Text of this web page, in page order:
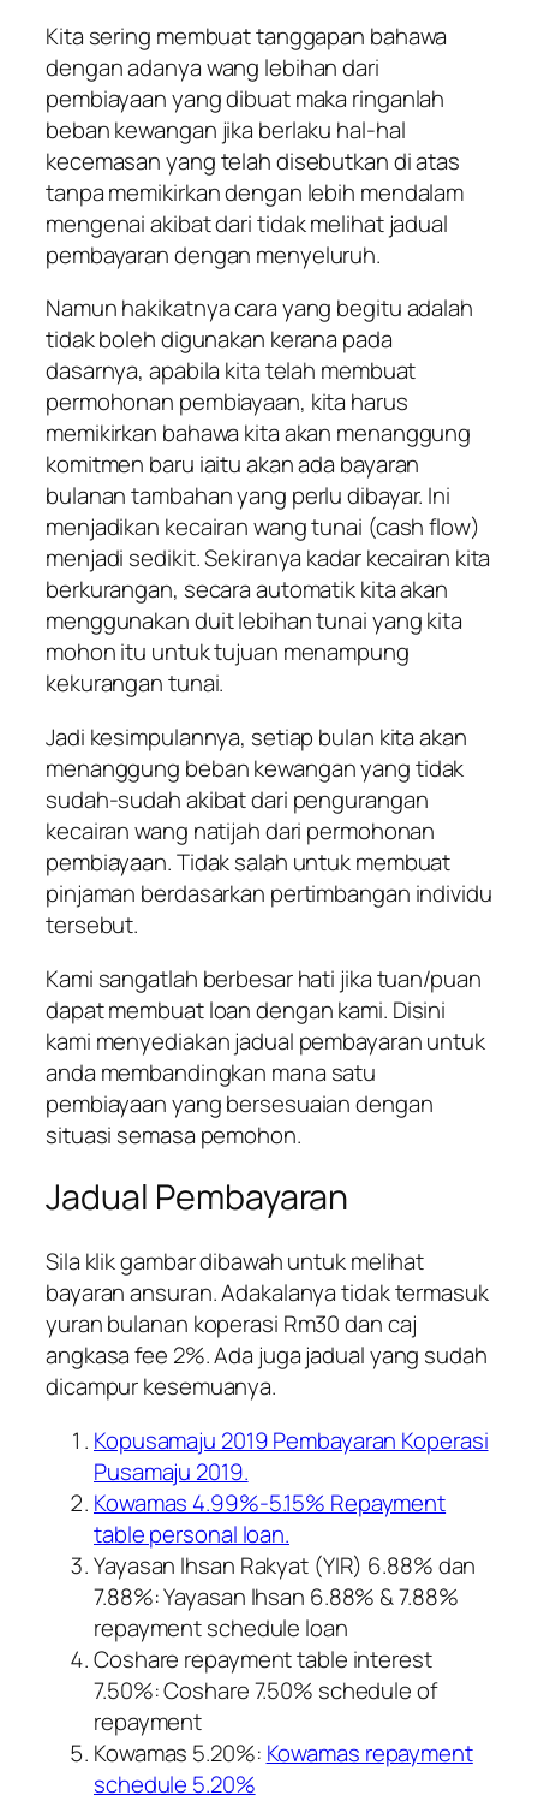
Kita sering membuat tanggapan bahawa
dengan adanya wang lebihan dari
pembiayaan yang dibuat maka ringanlah
beban kewangan jika berlaku hal-hal
kecemasan yang telah disebutkan di atas
tanpa memikirkan dengan lebih mendalam
mengenaiakibat dari tidak melihat jadual
pembayaran dengan menyeluruh.
Namun hakikatnya cara yang begitu adalah
tidak boleh digunakan kerana pada
dasarnya, apabila kita telah membuat
permohonan pembiayaan, kita harus
memikirkan bahawa kita akan menanggung
komitmen baru iaitu akan ada bayaran
bulanan tambahan yang perlu dibayar. Ini
menjadikan kecairan wang tunai (cash flow)
menjadi sedikit. Sekiranya kadar kecairan kita
berkurangan, secara automatik kita akan
menggunakan duit lebihan tunai yang kita
mohon itu untuk tujuan menampung
kekurangan tunai.
Jadi kesimpulannya, setiap bulan kita akan
menanggung beban kewangan yang tidak
sudah-sudah akibat dari pengurangan
kecairan wang natijah dari permohonan
pembiayaan. Tidak salah untuk membuat
pinjaman berdasarkan pertimbangan individu
tersebut.
Kami sangatlah berbesar hati jika tuan/puan
dapat membuat loan dengan kami. Disini
kami menyediakan jadual pembayaran untuk
anda membandingkan mana satu
pembiayaan yang bersesuaian dengan
situasi semasa pemohon.
Jadual Pembayaran
Sila klik gambar dibawah untuk melihat
bayaran ansuran. Adakalanya tidak termasuk
yuran bulanan koperasi Rm30 dan caj
angkasa fee 2%. Ada juga jadual yang sudah
dicampur kesemuanya.
Kopusamaju 2019 Pembayaran Koperasi
Pusamaju 2019.
Kowamas 4.99%-5.15% Repayment
table personal loan.
Yayasan Ihsan Rakyat (YIR) 6.88% dan
7.88%: Yayasan Ihsan 6.88% & 7.88%
repayment schedule loan
Coshare repayment table interest
7.50%: Coshare 7.50% schedule of
repayment
Kowamas 5.20%: Kowamas repayment
schedule 5.20%